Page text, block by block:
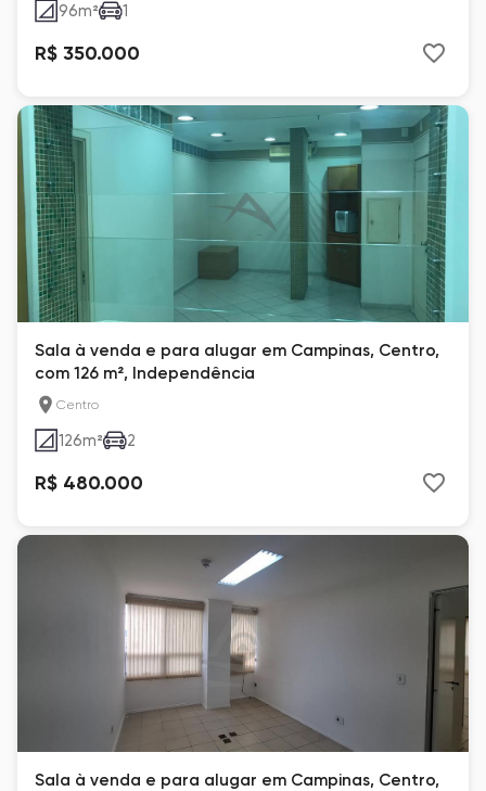
96m² 1
R$ 350.000
Sala à venda e para alugar em Campinas, Centro,
com 126 m², Independência
Centro
126m² 2
R$ 480.000
Sala à venda e para alugar em Campinas, Centro,